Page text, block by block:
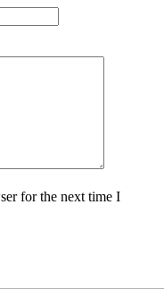
for the next time I